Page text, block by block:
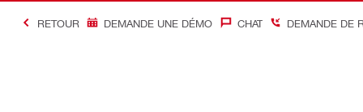
RETOUR DEMANDE UNE DÉMO CHAT DEMANDE DE